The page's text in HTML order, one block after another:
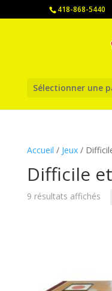
418-868-5440
Sélectionner une
Accueil / Jeux/
Difficile
9 résultats affichés